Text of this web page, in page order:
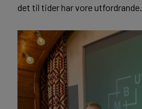
det til tider har vore utfordrande.